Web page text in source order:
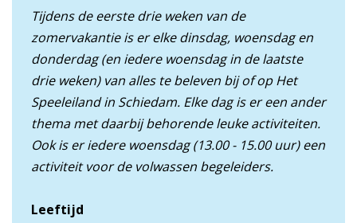
Tijdens de eerste drie weken van de
zomervakantie is er elke dinsdag, woensdag en
donderdag (en iedere woensdag in de laatste
drie weken) van alles te beleven bij of op Het
Speeleiland in Schiedam. Elke dag is er een ander
thema met daarbij behorende leuke activiteiten.
Ook is er iedere woensdag (13.00 - 15.00 uur) een
activiteit voor de volwassen begeleiders.
Leeftijd